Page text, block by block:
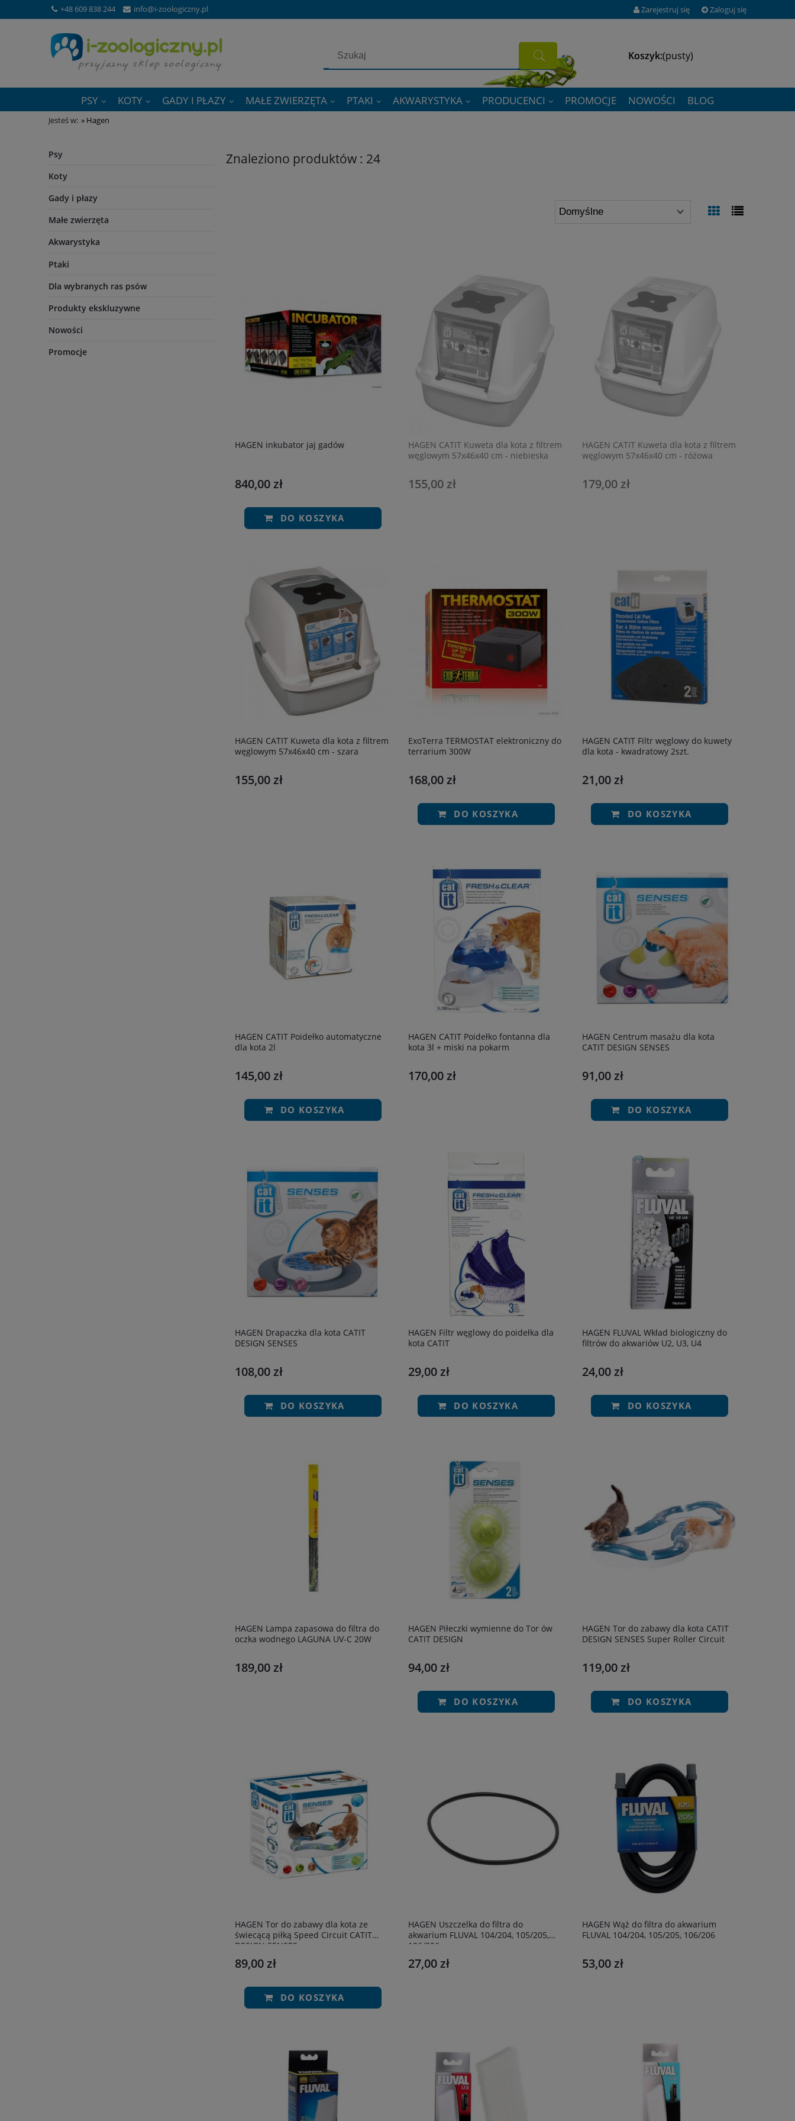
+48 609 838 244 info@i-zoologiczny.pl Zarejestruj się Zaloguj się
Koszyk:(pusty)
PSY KOTY GADY I PŁAZY MAŁE ZWIERZĘTA PTAKI AKWARYSTYKA PRODUCENCI PROMOCJE NOWOŚCI BLOG
Jesteś w: » Hagen
Psy
Koty
Gady i płazy
Małe zwierzęta
Akwarystyka
Ptaki
Dla wybranych ras psów
Produkty ekskluzywne
Nowości
Promocje
Znaleziono produktów : 24
HAGEN inkubator jaj gadów
840,00 zł
DO KOSZYKA
HAGEN CATIT Kuweta dla kota z filtrem
węglowym 57x46x40 cm - niebieska
155,00 zł
HAGEN CATIT Kuweta dla kota z filtrem
węglowym 57x46x40 cm - różowa
179,00 zł
HAGEN CATIT Kuweta dla kota z filtrem
węglowym 57x46x40 cm - szara
155,00 zł
ExoTerra TERMOSTAT elektroniczny do
terrarium 300W
168,00 zł
DO KOSZYKA
HAGEN CATIT Filtr węglowy do kuwety
dla kota - kwadratowy 2szt.
21,00 zł
DO KOSZYKA
HAGEN CATIT Poidełko automatyczne
dla kota 2l
145,00 zł
DO KOSZYKA
HAGEN CATIT Poidełko fontanna dla
kota 3l + miski na pokarm
170,00 zł
HAGEN Centrum masażu dla kota
CATIT DESIGN SENSES
91,00 zł
DO KOSZYKA
HAGEN Drapaczka dla kota CATIT
DESIGN SENSES
108,00 zł
DO KOSZYKA
HAGEN Filtr węglowy do poidełka dla
kota CATIT
29,00 zł
DO KOSZYKA
HAGEN FLUVAL Wkład biologiczny do
filtrów do akwariów U2, U3, U4
24,00 zł
DO KOSZYKA
HAGEN Lampa zapasowa do filtra do
oczka wodnego LAGUNA UV-C 20W
189,00 zł
HAGEN Piłeczki wymienne do Tor ów
CATIT DESIGN
94,00 zł
DO KOSZYKA
HAGEN Tor do zabawy dla kota CATIT
DESIGN SENSES Super Roller Circuit
119,00 zł
DO KOSZYKA
HAGEN Tor do zabawy dla kota ze
świecącą piłką Speed Circuit CATIT
DESIGN SENSES
89,00 zł
DO KOSZYKA
HAGEN Uszczelka do filtra do
akwarium FLUVAL 104/204, 105/205,
106/206
27,00 zł
HAGEN Wąż do filtra do akwarium
FLUVAL 104/204, 105/205, 106/206
53,00 zł